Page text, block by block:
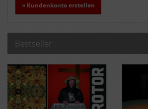
» Kundenkonto erstellen
Bestseller